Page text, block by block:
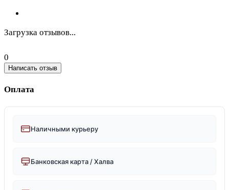
Загрузка отзывов...
0
Написать отзыв
Оплата
Наличными курьеру
Банковская карта / Халва